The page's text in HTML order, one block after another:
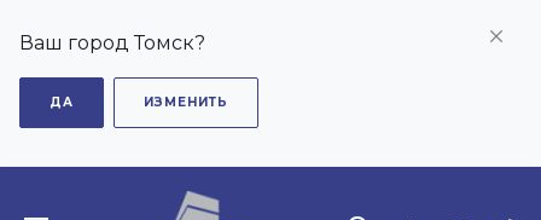
Ваш город Томск?
ДА ИЗМЕНИТЬ